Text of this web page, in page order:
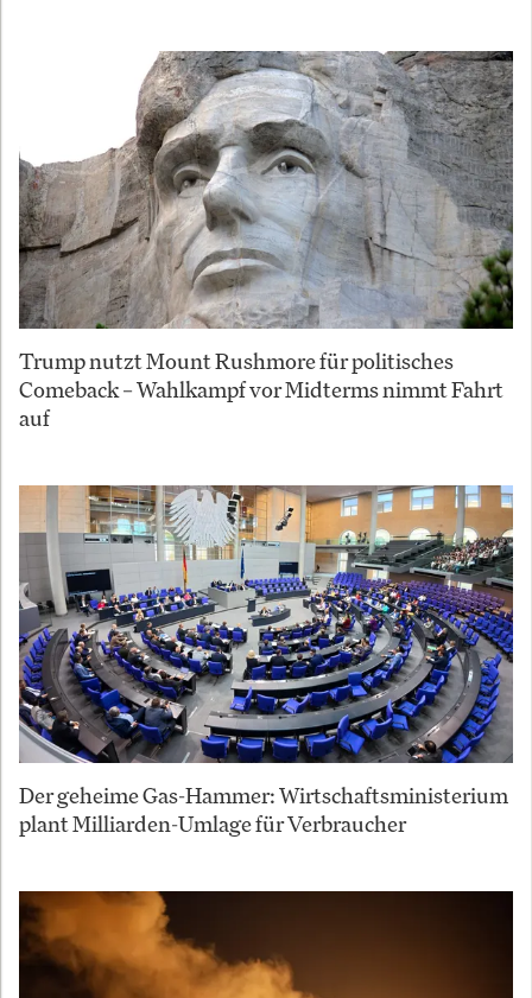
Trump nutzt Mount Rushmore für politisches
Comeback – Wahlkampf vor Midterms nimmt Fahrt
auf
Der geheime Gas-Hammer: Wirtschaftsministerium
plant Milliarden-Umlage für Verbraucher